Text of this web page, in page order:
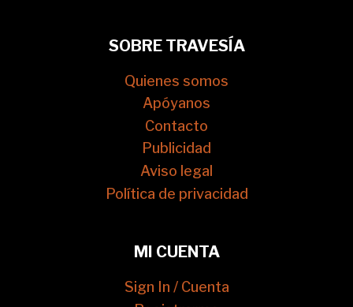
SOBRE TRAVESÍA
Quienes somos
Apóyanos
Contacto
Publicidad
Aviso legal
Política de privacidad
MI CUENTA
Sign In / Cuenta